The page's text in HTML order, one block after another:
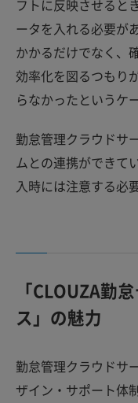
フトに反映させると
ータを入れる必要が
かかるだけでなく、
効率化を図るつもり
らなかったというケ
勤怠管理クラウドサ
ムとの連携ができて
入時には注意する必
「CLOUZA勤
ス」の魅力
勤怠管理クラウドサ
ザイン・サポート体